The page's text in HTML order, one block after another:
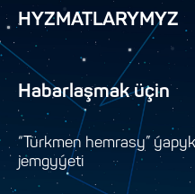
HYZMATLARYMYZ
Habarlaşmak üçin
“Türkmen hemrasy”
jemgyýeti